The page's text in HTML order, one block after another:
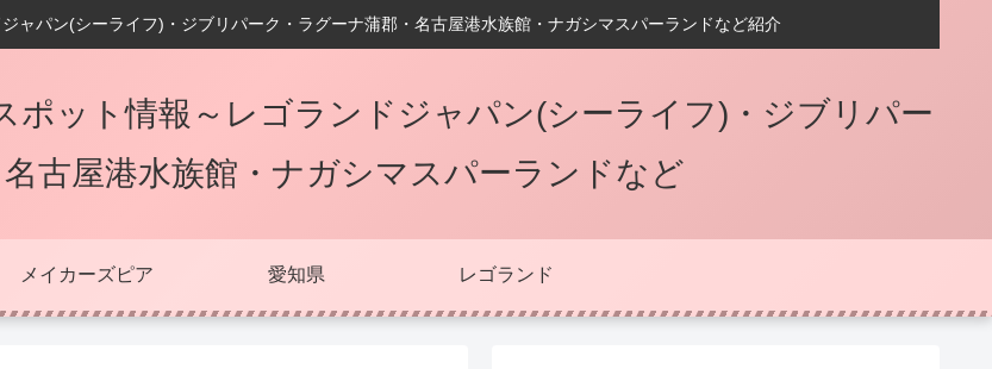
ャパン(シーライフ)・ジブリパーク・ラグーナ蒲郡・名古屋港水族館・ナガシマスパーランドなど紹介
ポット情報～レゴランドジャパン(シーライフ)・ジブリパー
古屋港水族館・ナガシマスパーランドなど
メイカーズピア 愛知県 レゴランド